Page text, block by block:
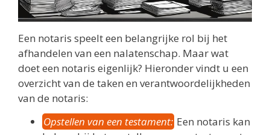
Een notaris speelt een belangrijke rol bij het
afhandelen van een nalatenschap. Maar wat
doet een notaris eigenlijk? Hieronder vindt u een
overzicht van de taken en verantwoordelijkheden
van de notaris:
Opstellen van een testament: Een notaris kan